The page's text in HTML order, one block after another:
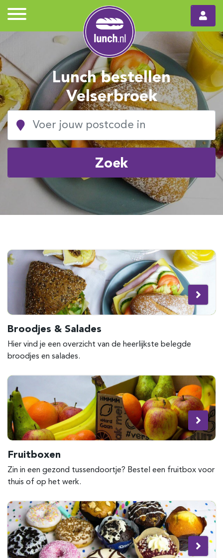
Lunch bestellen
Velserbroek
Zoek
Broodjes & Salades
Hier vind je een overzicht van de heerlijkste belegde
broodjes en salades.
Fruitboxen
Zin in een gezond tussendoortje? Bestel een fruitbox voor
thuis of op het werk.